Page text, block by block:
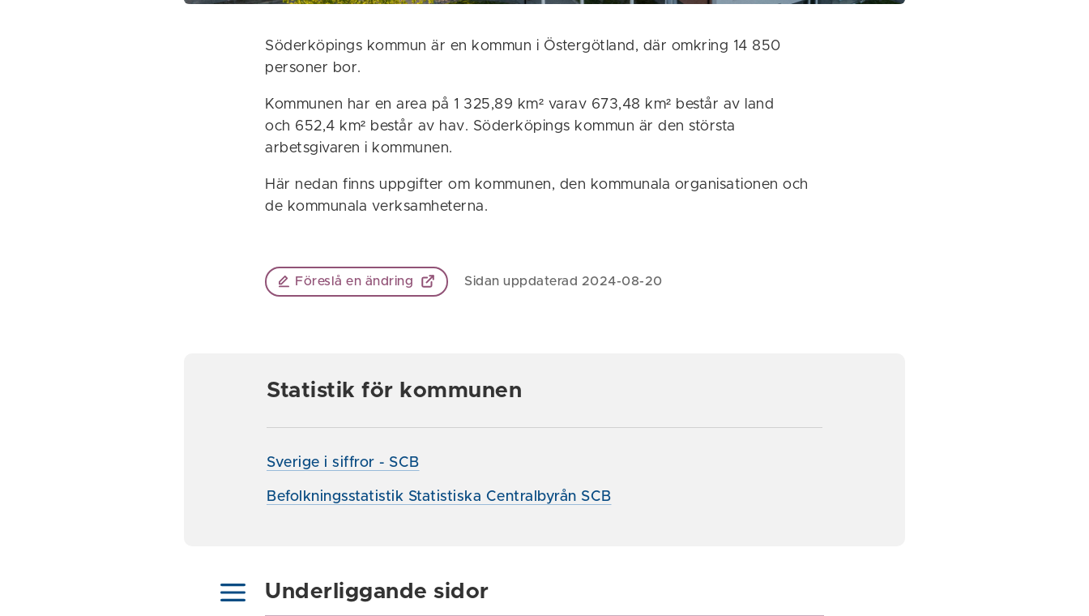
Söderköpings kommun är en kommun i Östergötland, där omkring 14 850
personer bor.
Kommunen har en area på 1 325,89 km² varav 673,48 km² består av land
och 652,4 km² består av hav. Söderköpings kommun är den största
arbetsgivaren i kommunen.
Här nedan finns uppgifter om kommunen, den kommunala organisationen och
de kommunala verksamheterna.
Föreslå en ändring Sidan uppdaterad 2024-08-20
Statistik för kommunen
Sverige i siffror - SCB
Befolkningsstatistik Statistiska Centralbyrån SCB
Underliggande sidor